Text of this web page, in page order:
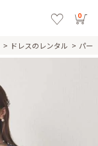
0
ドレスのレンタル パー